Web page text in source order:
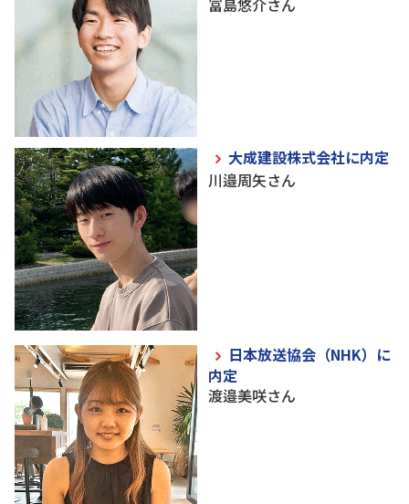
大成建設株式会社に内定
川邉周矢さん
日本放送協会（NHK）に
内定
渡邉美咲さん